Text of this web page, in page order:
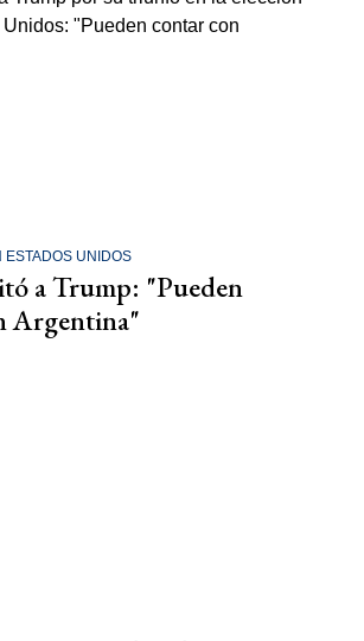
ESTADOS UNIDOS
a Trump: "Pueden
Argentina"